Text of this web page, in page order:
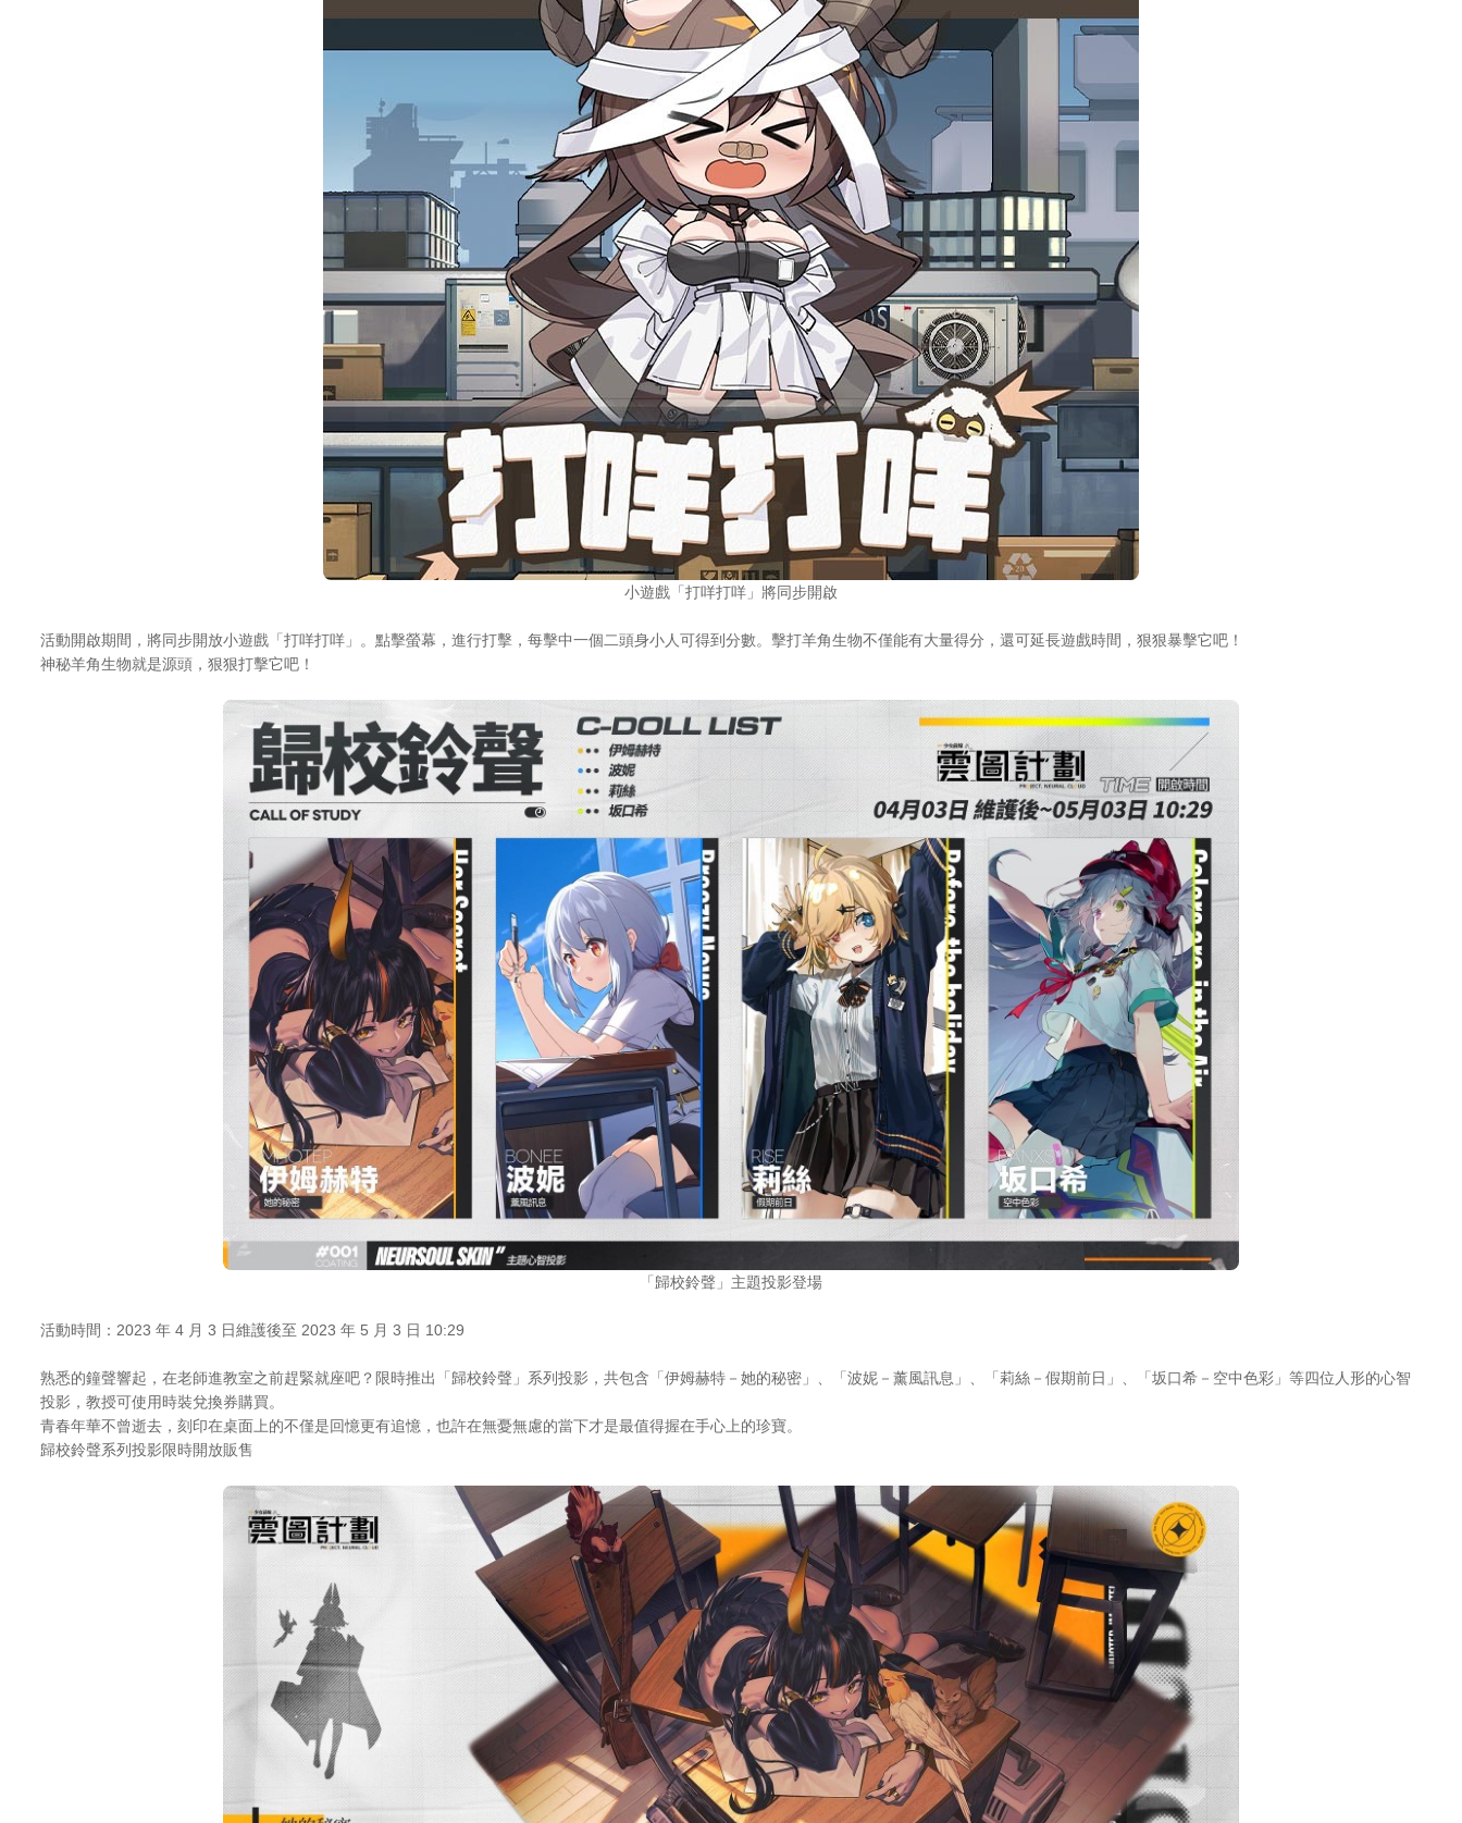
小遊戲「打咩打咩」將同步開啟
活動開啟期間，將同步開放小遊戲「打咩打咩」。點擊螢幕，進行打擊，每擊中一個二頭身小人可得到分數。擊打羊角生物不僅能有大量得分，還可延長遊戲時間，狠狠暴擊它吧！
神秘羊角生物就是源頭，狠狠打擊它吧！
「歸校鈴聲」主題投影登場
活動時間：2023 年 4 月 3 日維護後至 2023 年 5 月 3 日 10:29
熟悉的鐘聲響起，在老師進教室之前趕緊就座吧？限時推出「歸校鈴聲」系列投影，共包含「伊姆赫特－她的秘密」、「波妮－薰風訊息」、「莉絲－假期前日」、「坂口希－空中色彩」等四位人形的心智
投影，教授可使用時裝兌換券購買。
青春年華不曾逝去，刻印在桌面上的不僅是回憶更有追憶，也許在無憂無慮的當下才是最值得握在手心上的珍寶。
歸校鈴聲系列投影限時開放販售